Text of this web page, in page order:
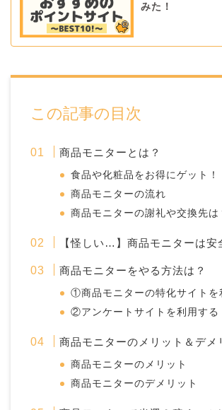
みた！
この記事の目次
商品モニターとは？
食品や化粧品をお得にゲット！
商品モニターの流れ
商品モニターの謝礼や交換先は
【怪しい…】商品モニターは安
商品モニターをやる方法は？
①商品モニターの特化サイトを
②アンケートサイトを利用する
商品モニターのメリット＆デメ
商品モニターのメリット
商品モニターのデメリット